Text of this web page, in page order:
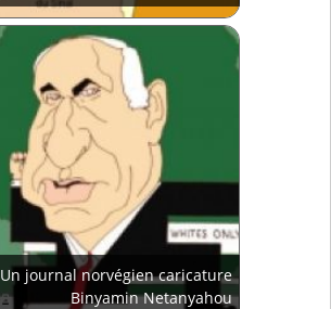
Un journal norvégien caricature
Binyamin Netanyahou